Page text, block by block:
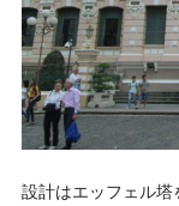
設計はエッフェル